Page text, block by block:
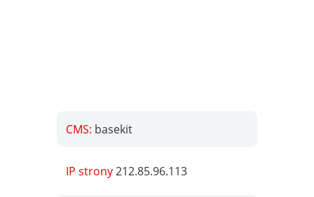
CMS: basekit
IP strony212.85.96.113